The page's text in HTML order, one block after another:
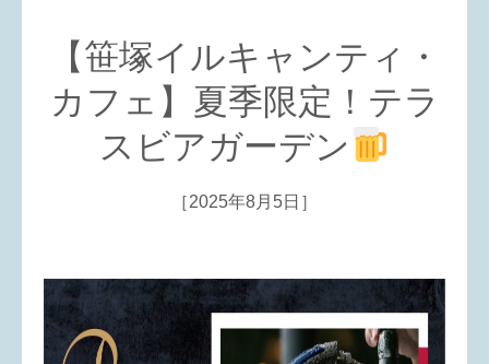
【笹塚イルキャンティ・
カフェ】夏季限定！テラ
スビアガーデン
［2025年8月5日］